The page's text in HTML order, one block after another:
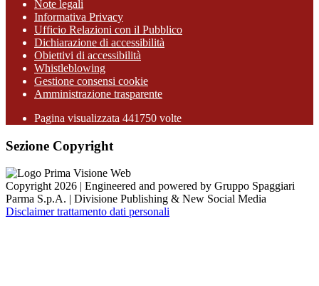
Note legali
Informativa Privacy
Ufficio Relazioni con il Pubblico
Dichiarazione di accessibilità
Obiettivi di accessibilità
Whistleblowing
Gestione consensi cookie
Amministrazione trasparente
Pagina visualizzata 441750 volte
Sezione Copyright
Copyright 2026 | Engineered and powered by Gruppo Spaggiari
Parma S.p.A. | Divisione Publishing & New Social Media
Disclaimer trattamento dati personali